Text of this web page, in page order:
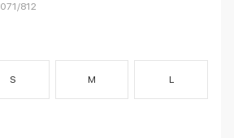
812
S M L